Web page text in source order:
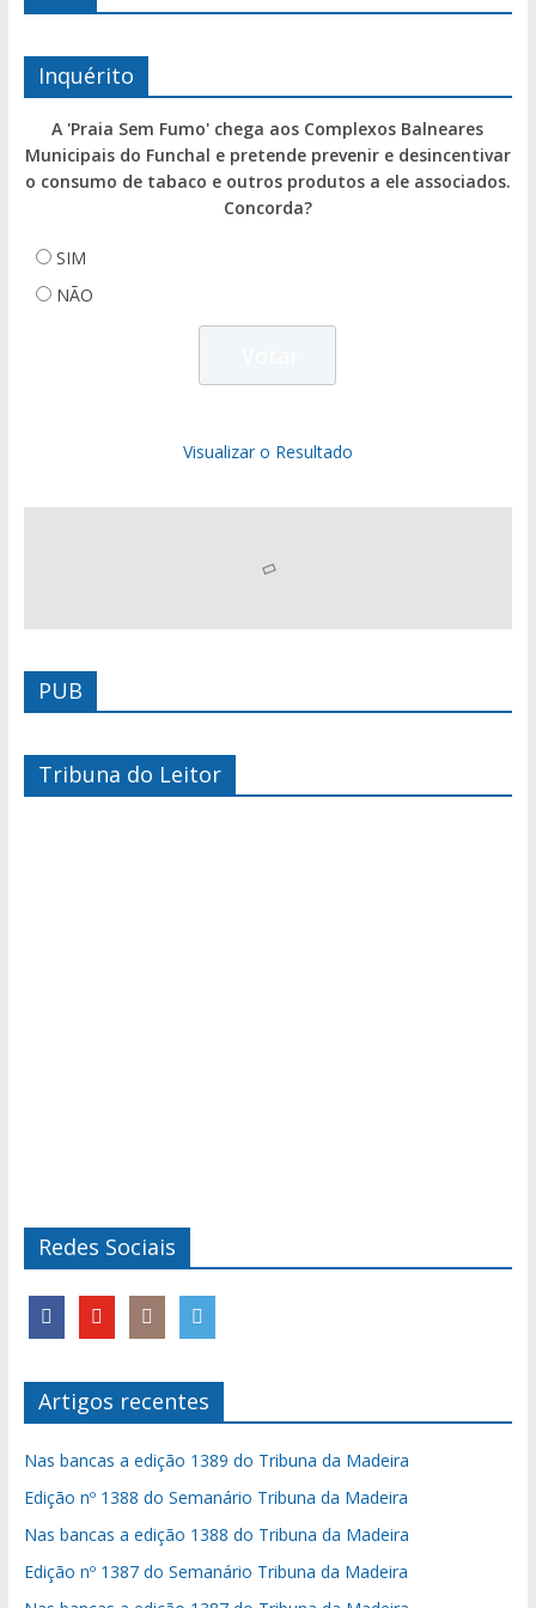
Inquérito
A 'Praia Sem Fumo' chega aos Complexos Balneares
Municipais do Funchal e pretende prevenir e desincentivar
o consumo de tabaco e outros produtos a ele associados.
Concorda?
SIM
NÃO
Visualizar o Resultado
PUB
Tribuna do Leitor
Redes Sociais
Artigos recentes
Nas bancas a edição 1389 do Tribuna da Madeira
Edição nº 1388 do Semanário Tribuna da Madeira
Nas bancas a edição 1388 do Tribuna da Madeira
Edição nº 1387 do Semanário Tribuna da Madeira